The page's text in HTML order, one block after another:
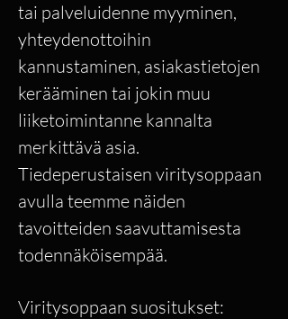
tai palveluidenne myyminen,
yhteydenottoihin
kannustaminen, asiakastietojen
kerääminen tai jokin muu
liiketoimintanne kannalta
merkittävä asia.
Tiedeperustaisen viritysoppaan
avulla teemme näiden
tavoitteiden saavuttamisesta
todennäköisempää.
Viritysoppaan suositukset: